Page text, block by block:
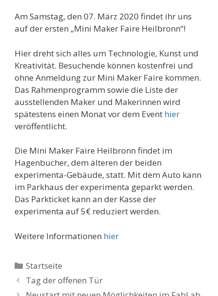
Am Samstag, den 07. März 2020 findet ihr uns
auf der ersten „Mini Maker Faire Heilbronn“!
Hier dreht sich alles um Technologie, Kunst und
Kreativität. Besuchende können kostenfrei und
ohne Anmeldung zur Mini Maker Faire kommen.
Das Rahmenprogramm sowie die Liste der
ausstellenden Maker und Makerinnen wird
spätestens einen Monat vor dem Event hier
veröffentlicht.
Die Mini Maker Faire Heilbronn findet im
Hagenbucher, dem älteren der beiden
experimenta-Gebäude, statt. Mit dem Auto kann
im Parkhaus der experimenta geparkt werden.
Das Parkticket kann an der Kasse der
experimenta auf 5€ reduziert werden.
Weitere Informationen hier
Kategorien
Startseite
Tag der offenen Tür